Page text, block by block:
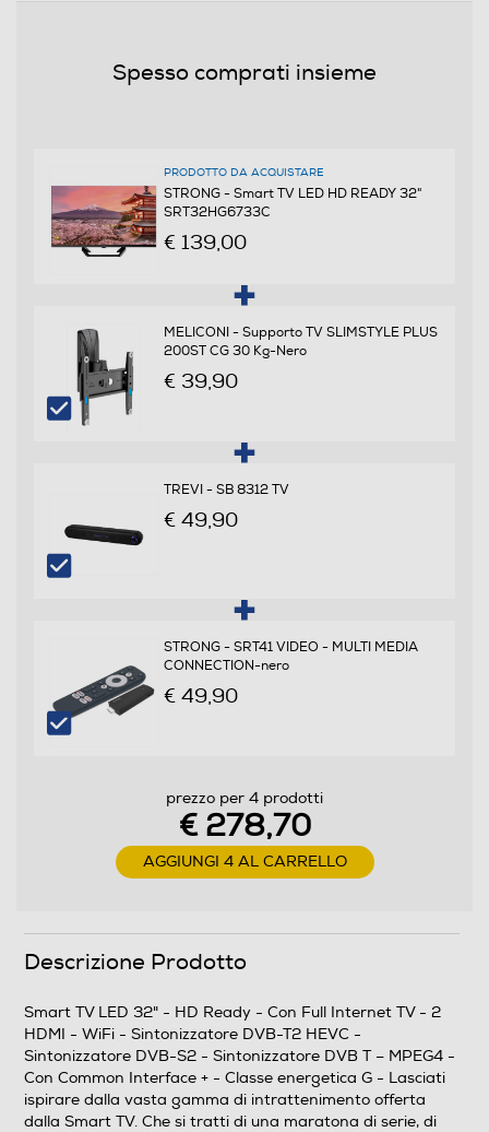
Risoluzione
3000
HDR High Dinamic Range
Angolo di visualizzazione
178
Full Internet TV
Nuova Classe efficienza energetica
Posizionamento apparecchio
Da tavolo
Casse
Numero casse
10
Spesso comprati insieme
PRODOTTO DA ACQUISTARE
STRONG - Smart TV LED HD READY 32"
SRT32HG6733C
€ 139,00
MELICONI - Supporto TV SLIMSTYLE PLUS
200ST CG 30 Kg-Nero
€ 39,90
TREVI - SB 8312 TV
€ 49,90
STRONG - SRT41 VIDEO - MULTI MEDIA
CONNECTION-nero
€ 49,90
prezzo per 4 prodotti
€ 278,70
AGGIUNGI 4 AL CARRELLO
Descrizione Prodotto
Smart TV LED 32" - HD Ready - Con Full Internet TV - 2
HDMI - WiFi - Sintonizzatore DVB-T2 HEVC -
Sintonizzatore DVB-S2 - Sintonizzatore DVB T – MPEG4 -
Con Common Interface + - Classe energetica G - Lasciati
ispirare dalla vasta gamma di intrattenimento offerta
dalla Smart TV. Che si tratti di una maratona di serie, di